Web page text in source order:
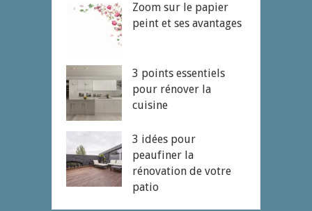
Zoom sur le papier
peint et ses avantages
3 points essentiels
pour rénover la
cuisine
3 idées pour
peaufiner la
rénovation de votre
patio